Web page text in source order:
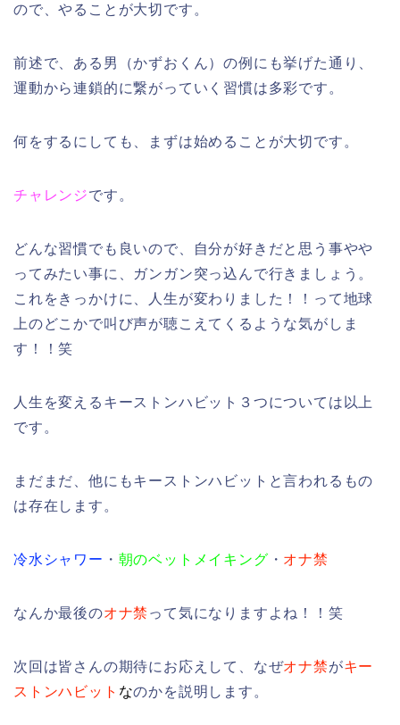
ので、やることが大切です。
前述で、ある男（かずおくん）の例にも挙げた通り、
運動から連鎖的に繋がっていく習慣は多彩です。
何をするにしても、まずは始めることが大切です。
チャレンジです。
どんな習慣でも良いので、自分が好きだと思う事やや
ってみたい事に、ガンガン突っ込んで行きましょう。
これをきっかけに、人生が変わりました！！って地球
上のどこかで叫び声が聴こえてくるような気がしま
す！！笑
人生を変えるキーストンハビット３つについては以上
です。
まだまだ、他にもキーストンハビットと言われるもの
は存在します。
冷水シャワー ・ 朝のベットメイキング ・ オナ禁
なんか最後のオナ禁 って気になりますよね！！笑
次回は皆さんの期待にお応えして、なぜオナ禁がキー
ストンハビット なのかを説明します。